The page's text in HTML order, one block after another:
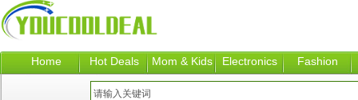
Home Hot Deals Mom & Kids Electronics Fashion